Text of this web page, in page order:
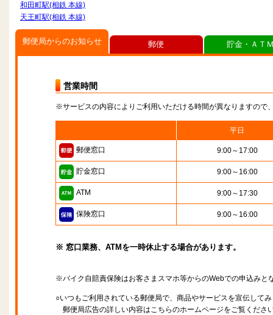
和田町駅(相鉄 本線)
天王町駅(相鉄 本線)
郵便局からのお知らせ
営業時間
※サービスの内容によりご利用いただける時間が異なりますので
平日
郵便窓口 9:00～17:00
貯金窓口 9:00～16:00
ATM 9:00～17:30
保険窓口 9:00～16:00
※ 窓口業務、ATMを一時休止する場合があります。
※バイク自賠責保険はお客さまスマホ等からのWebでの申込みと
○いつもご利用されている郵便局で、商品やサービスを宣伝して
郵便局広告の詳しい内容はこちらのホームページをご覧くださ
郵便 貯金・ＡＴ